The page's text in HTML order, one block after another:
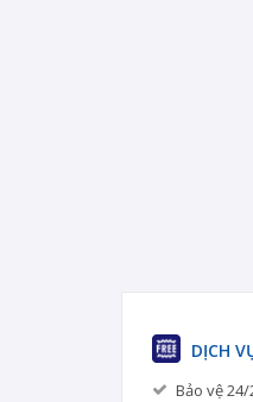
DỊCH
Bảo vệ 24/